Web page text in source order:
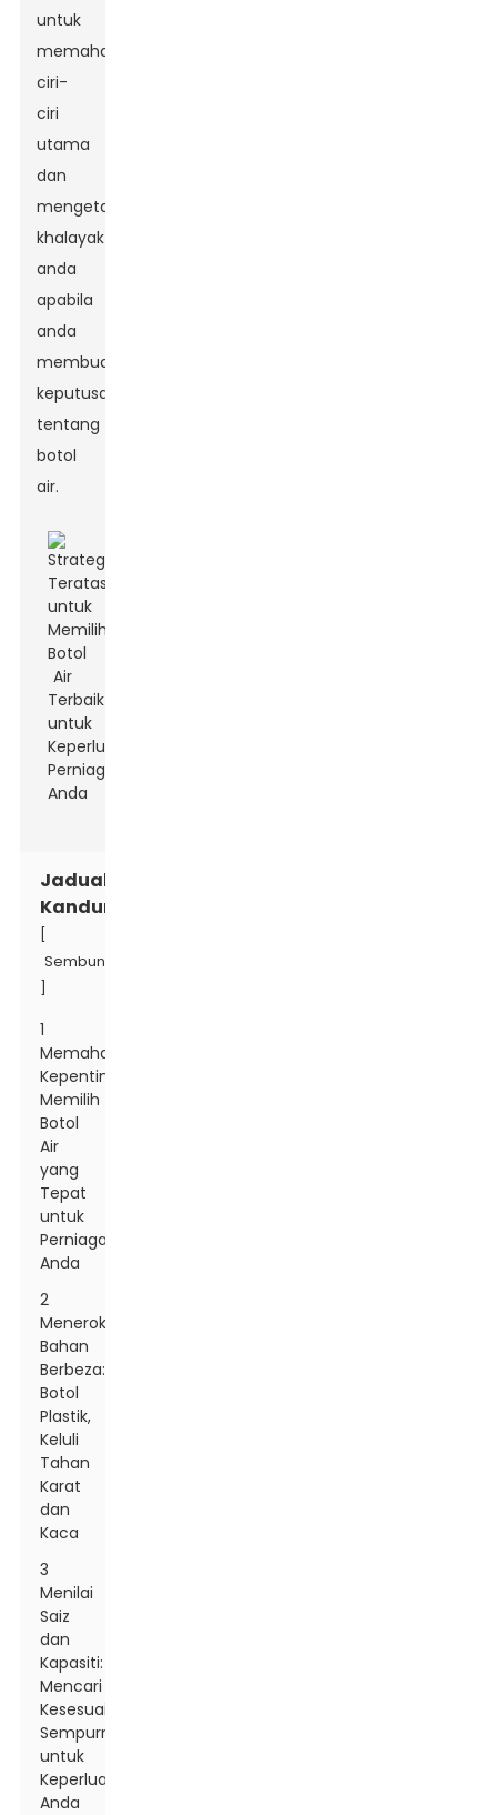
untuk
memahami
ciri-
ciri
utama
dan
mengetahui
khalayak
anda
apabila
anda
membuat
keputusan
tentang
botol
air.
Jadual
Kandungan
Sembunyi
1
Memahami
Kepentingan
Memilih
Botol
Air
yang
Tepat
untuk
Perniagaan
Anda
2
Meneroka
Bahan
Berbeza:
Botol
Plastik,
Keluli
Tahan
Karat
dan
Kaca
3
Menilai
Saiz
dan
Kapasiti:
Mencari
Kesesuaian
Sempurna
untuk
Keperluan
Anda